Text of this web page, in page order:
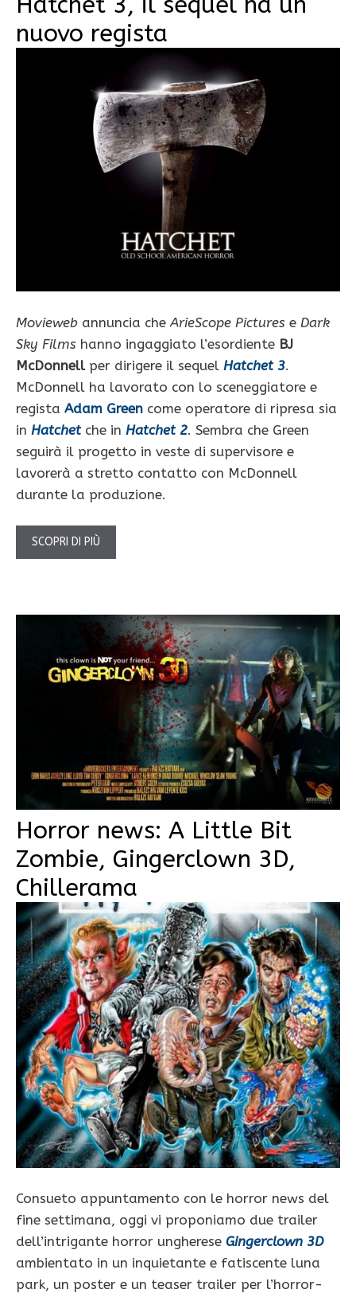
nuovo regista
Movieweb annuncia cheArieScope Pictures e Dark
Sky Films hanno ingaggiato l’esordiente BJ
McDonnell per dirigere il sequel Hatchet 3.
McDonnell ha lavorato con lo sceneggiatore e
regista Adam Green come operatore di ripresa sia
in Hatchet che in Hatchet 2. Sembra che Green
seguirà il progetto in veste di supervisore e
lavorerà a stretto contatto con McDonnell
durante la produzione.
SCOPRI DI PIÙ
Horror news: A Little Bit
Zombie, Gingerclown 3D,
Chillerama
Consueto appuntamento con le horror news del
fine settimana, oggi vi proponiamo due trailer
dell’intrigante horror ungherese Gingerclown 3D
ambientato in un inquietante e fatiscente luna
park, un poster e un teaser trailer per l’horror-